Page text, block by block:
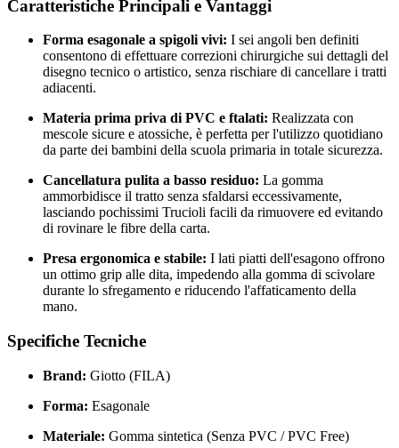
Caratteristiche Principali e Vantaggi
Forma esagonale a spigoli vivi: I sei angoli ben definiti
consentono di effettuare correzioni chirurgiche sui dettagli del
disegno tecnico o artistico, senza rischiare di cancellare i tratti
adiacenti.
Materia prima priva di PVC e ftalati: Realizzata con
mescole sicure e atossiche, è perfetta per l'utilizzo quotidiano
da parte dei bambini della scuola primaria in totale sicurezza.
Cancellatura pulita a basso residuo: La gomma
ammorbidisce il tratto senza sfaldarsi eccessivamente,
lasciando pochissimi Trucioli facili da rimuovere ed evitando
di rovinare le fibre della carta.
Presa ergonomica e stabile: I lati piatti dell'esagono offrono
un ottimo grip alle dita, impedendo alla gomma di scivolare
durante lo sfregamento e riducendo l'affaticamento della
mano.
Specifiche Tecniche
Brand: Giotto (FILA)
Forma: Esagonale
Materiale: Gomma sintetica (Senza PVC / PVC Free)